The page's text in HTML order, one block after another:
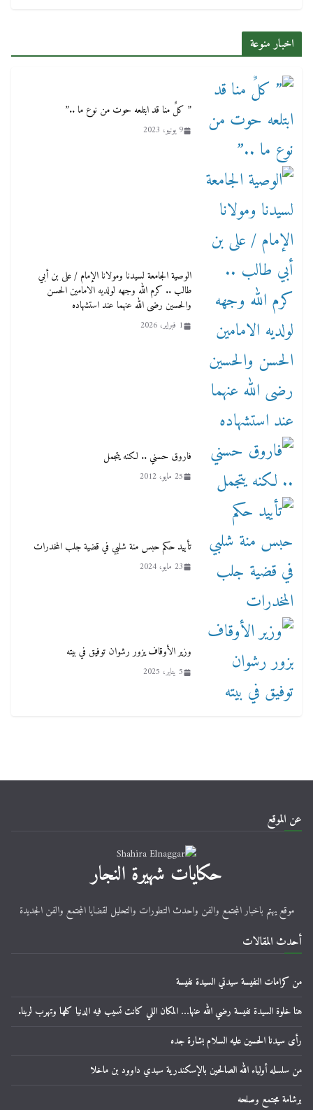
اخبار منوعة
” كلٌ منا قد ابتلعه حوت من نوع ما ..”
9 يونيو، 2023
الوصية الجامعة لسيدنا ومولانا الإمام / على بن أبي
طالب .. كرم الله وجهه لولديه الامامين الحسن
والحسين رضى الله عنهما عند استشهاده
1 فبراير، 2026
فاروق حسني .. لكنه يتجمل
25 مايو، 2012
تأييد حكم حبس منة شلبي في قضية جلب المخدرات
23 مايو، 2024
وزير الأوقاف يزور رشوان توفيق في بيته
5 يناير، 2025
عن الموقع
حكايات شهيرة النجار
موقع يهتم باخبار المجتمع والفن واحدث التطورات والتحليل لقضايا المجتمع والفن الجديدة
أحدث المقالات
من كرامات النفيسة سيدتي السيدة نفيسة
هنا خلوة السيدة نفيسة رضي الله عنها… المكان اللي كانت تسيب فيه الدنيا كلها وتهرب لربنا.
رأى سيدنا الحسين عليه السلام بشارة جده
من سلسله أولياء الله الصالحين بالإسكندرية سيدي داوود بن ماخلا
برشامة مجتمع وصلحه